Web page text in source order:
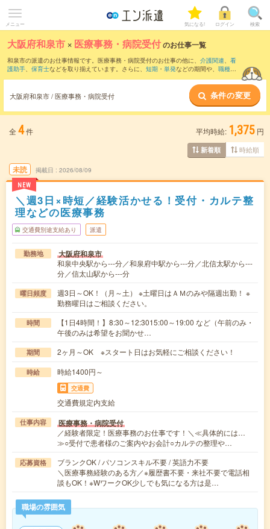
メニュー 気になる! ログイン 検索
大阪府和泉市 × 医療事務・病院受付のお仕事一覧
和泉市の派遣のお仕事情報です。医療事務・病院受付のお仕事の他に、 介護関連、 看
護助手、 保育士などを取り揃えています。さらに、 短期 ・ 単発などの期間や、 職種未
大阪府和泉市 / 医療事務・病院受付 条件の変更
全 4件 平均時給: 1,375 円
新着順 時給順
未読
NEW
掲載日 2026/08/09
＼週3日×時短／経験活かせる！受付・カルテ整
理などの医療事務
交通費別途支給あり 派遣
勤務地 大阪府和泉市
和泉中央駅から---分／和泉府中駅から---分／北信太駅から---
分／信太山駅から---分
曜日頻度
週3日～OK！（月～土） ※土曜日はＡＭのみや隔週出勤！ ※
勤務曜日はご相談ください。
時間
【1日4時間！】8:30～12:3015:00～19:00 など（午前のみ・
午後のみは希望をお聞かせ…
期間 2ヶ月～OK ※スタート日はお気軽にご相談ください！
時給 時給1400円～
交通費
交通費規定内支給
仕事内容 医療事務・病院受付
／経験者限定！医療事務のお仕事です！＼≪具体的には…
≫○受付で患者様のご案内やお会計○カルテの整理や…
応募資格
ブランクOK / パソコンスキル不要 / 英語力不要
＼医療事務経験のある方／※履歴書不要・来社不要で電話相
談もOK！※WワークOK少しでも気になる方は是…
職場の雰囲気